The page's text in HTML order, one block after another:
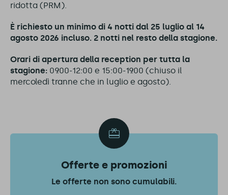
ridotta (PRM).
È richiesto un minimo di 4 notti dal 25 luglio al 14
agosto 2026 incluso. 2 notti nel resto della stagione.
Orari di apertura della reception per tutta la
stagione: 09:00-12:00 e 15:00-19:00 (chiuso il
mercoledì tranne che in luglio e agosto).
Offerte e promozioni
Le offerte non sono cumulabili.